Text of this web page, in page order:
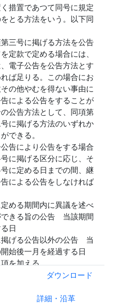
措置であつて同号に規定
とる方法をいう。以下同
三号に掲げる方法を公告
定款で定める場合には、
電子公告を公告方法とす
ば足りる。この場合にお
の他やむを得ない事由に
による公告をすることが
公告方法として、同項第
に掲げる方法のいずれか
できる。
告により公告をする場合
に掲げる区分に応じ、そ
に定める日までの間、継
による公告をしなければ
める期間内に異議を述べ
できる旨の公告 当該期間
日
げる公告以外の公告 当
始後一月を経過する日
を加える。
公告によりこの法律その他
よる公告をする場合につ
第九百四十条第三項、第
ダウンロード
詳細・沿革